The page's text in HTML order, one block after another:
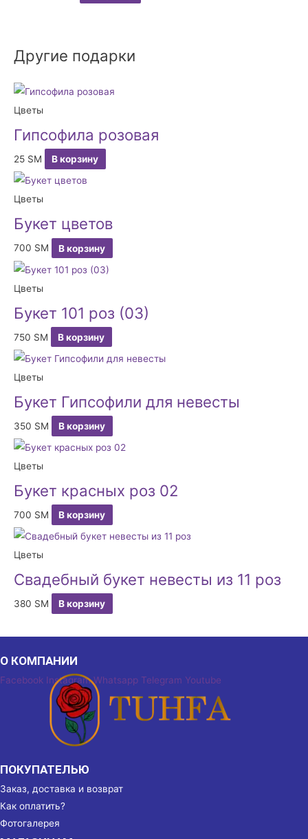
Другие подарки
Цветы
Гипсофила розовая
25 ЅМ В корзину
Цветы
Букет цветов
700 ЅМ В корзину
Цветы
Букет 101 роз (03)
750 ЅМ В корзину
Цветы
Букет Гипсофили для невесты
350 ЅМ В корзину
Цветы
Букет красных роз 02
700 ЅМ В корзину
Цветы
Свадебный букет невесты из 11 роз
380 ЅМ В корзину
О КОМПАНИИ
Facebook Instagram Whatsapp Telegram Youtube
ПОКУПАТЕЛЬЮ
Заказ, доставка и возврат
Как оплатить?
Фотогалерея